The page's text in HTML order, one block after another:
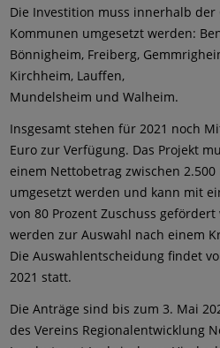
Die Investition muss innerhalb der
Kommunen umgesetzt werden:
Bönnigheim, Freiberg,
Kirchheim, Lauffen,
Mundelsheim und Walheim.
Insgesamt stehen für 2021 noch
Euro zur Verfügung. Das Projekt
einem Nettobetrag zwischen 2.500
umgesetzt werden und kann mit
von 80 Prozent Zuschuss
werden zur Auswahl nach einem
Die Auswahlentscheidung findet
2021 statt.
Die Anträge sind bis zum 3. Mai
des Vereins Regionalentwicklung